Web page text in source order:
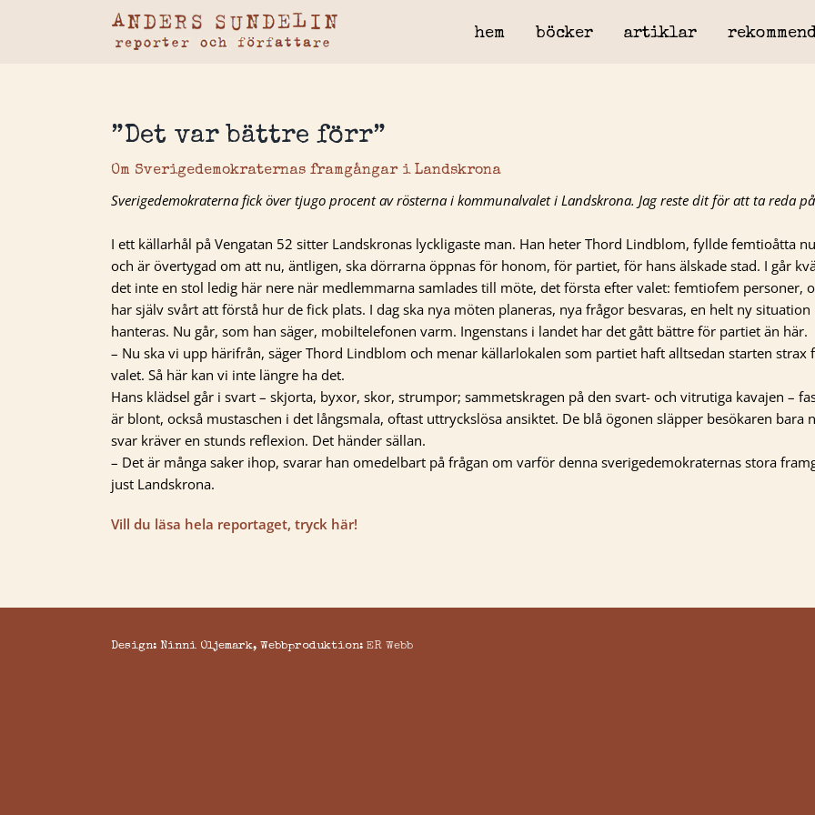
hem böcker artiklar
”Det var bättre förr”
Om Sverigedemokraternas framgångar i Landskrona
Sverigedemokraterna fick över tjugo procent av rösterna i kommunalvalet i Landskrona. Jag reste dit för att ta reda
I ett källarhål på Vengatan 52 sitter Landskronas lyckligaste man. Han heter Thord Lindblom, fyllde femtioåtta
och är övertygad om att nu, äntligen, ska dörrarna öppnas för honom, för partiet, för hans älskade stad. I går
det inte en stol ledig här nere när medlemmarna samlades till möte, det första efter valet: femtiofem personer,
har själv svårt att förstå hur de fick plats. I dag ska nya möten planeras, nya frågor besvaras, en helt ny situation
hanteras. Nu går, som han säger, mobiltelefonen varm. Ingenstans i landet har det gått bättre för partiet än här.
– Nu ska vi upp härifrån, säger Thord Lindblom och menar källarlokalen som partiet haft alltsedan starten strax
valet. Så här kan vi inte längre ha det.
Hans klädsel går i svart – skjorta, byxor, skor, strumpor; sammetskragen på den svart- och vitrutiga kavajen –
är blont, också mustaschen i det långsmala, oftast uttryckslösa ansiktet. De blå ögonen släpper besökaren bara
svar kräver en stunds reflexion. Det händer sällan.
– Det är många saker ihop, svarar han omedelbart på frågan om varför denna sverigedemokraternas stora
just Landskrona.
Vill du läsa hela reportaget, tryck här!
Design: Ninni Oljemark, Webbproduktion: ER Webb